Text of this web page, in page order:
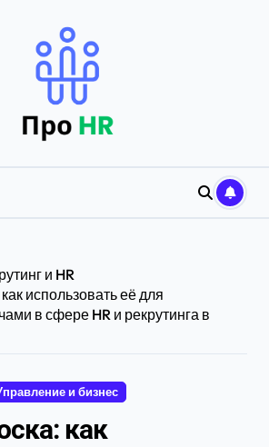
и HR
использовать её для
в сфере HR и рекрутинга в
и бизнес
как